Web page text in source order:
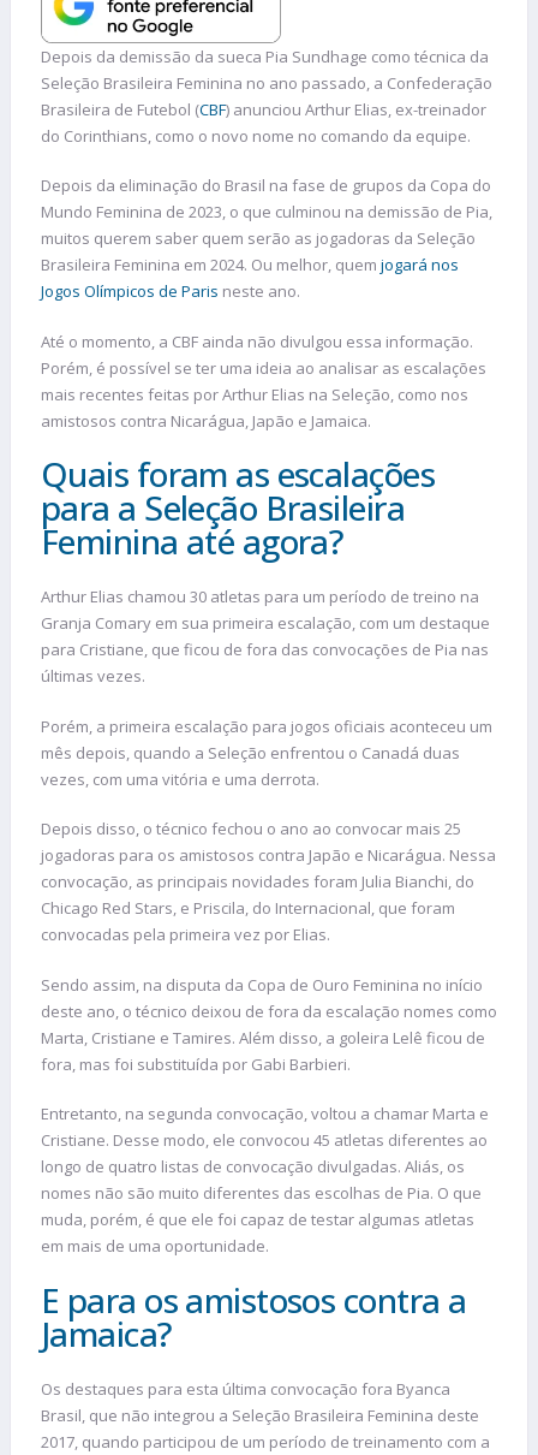
Depois da demissão da sueca Pia Sundhage como técnica da
Seleção Brasileira Feminina no ano passado, a Confederação
Brasileira de Futebol (CBF) anunciou Arthur Elias, ex-treinador
do Corinthians, como o novo nome no comando da equipe.
Depois da eliminação do Brasil na fase de grupos da Copa do
Mundo Feminina de 2023, o que culminou na demissão de Pia,
muitos querem saber quem serão as jogadoras da Seleção
Brasileira Feminina em 2024. Ou melhor, quem jogará nos
Jogos Olímpicos de Paris neste ano.
Até o momento, a CBF ainda não divulgou essa informação.
Porém, é possível se ter uma ideia ao analisar as escalações
mais recentes feitas por Arthur Elias na Seleção, como nos
amistosos contra Nicarágua, Japão e Jamaica.
Quais foram as escalações
para a Seleção Brasileira
Feminina até agora?
Arthur Elias chamou 30 atletas para um período de treino na
Granja Comary em sua primeira escalação, com um destaque
para Cristiane, que ficou de fora das convocações de Pia nas
últimas vezes.
Porém, a primeira escalação para jogos oficiais aconteceu um
mês depois, quando a Seleção enfrentou o Canadá duas
vezes, com uma vitória e uma derrota.
Depois disso, o técnico fechou o ano ao convocar mais 25
jogadoras para os amistosos contra Japão e Nicarágua. Nessa
convocação, as principais novidades foram Julia Bianchi, do
Chicago Red Stars, e Priscila, do Internacional, que foram
convocadas pela primeira vez por Elias.
Sendo assim, na disputa da Copa de Ouro Feminina no início
deste ano, o técnico deixou de fora da escalação nomes como
Marta, Cristiane e Tamires. Além disso, a goleira Lelê ficou de
fora, mas foi substituída por Gabi Barbieri.
Entretanto, na segunda convocação, voltou a chamar Marta e
Cristiane. Desse modo, ele convocou 45 atletas diferentes ao
longo de quatro listas de convocação divulgadas. Aliás, os
nomes não são muito diferentes das escolhas de Pia. O que
muda, porém, é que ele foi capaz de testar algumas atletas
em mais de uma oportunidade.
E para os amistosos contra a
Jamaica?
Os destaques para esta última convocação fora Byanca
Brasil, que não integrou a Seleção Brasileira Feminina deste
2017, quando participou de um período de treinamento com a